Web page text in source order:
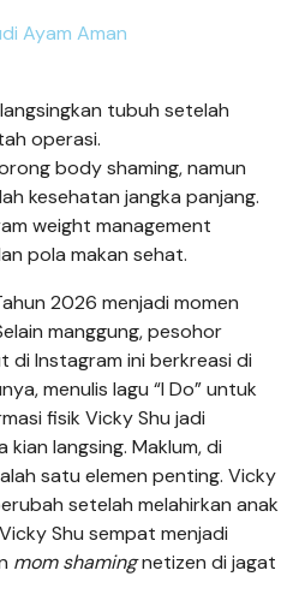
Ayam Aman
tubuh setelah
operasi.
body shaming, namun
kesehatan jangka panjang.
weight management
pola makan sehat.
2026 menjadi momen
manggung, pesohor
di Instagram ini berkreasi di
menulis lagu “I Do” untuk
fisik Vicky Shu jadi
langsing. Maklum, di
satu elemen penting. Vicky
setelah melahirkan anak
Shu sempat menjadi
mom shamingnetizen di jagat